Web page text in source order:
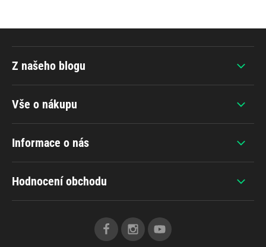
Vše o nákupu
Informace o nás
Hodnocení obchodu
Z našeho blogu